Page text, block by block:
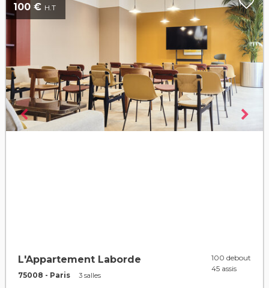
100 € H.T
L'Appartement Laborde
75008 - Paris 3 salles
100 debout
45 assis